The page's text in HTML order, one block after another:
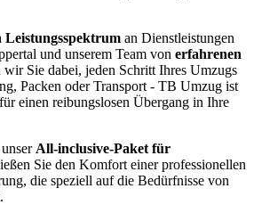
Leistungsspektrum an Dienstleistungen
und unserem Team von erfahrenen
wir Sie dabei, jeden Schritt Ihres Umzugs
Packen oder Transport - TB Umzug ist
einen reibungslosen Übergang in Ihre
All-inclusive-Paket für
Sie den Komfort einer professionellen
die speziell auf die Bedürfnisse von